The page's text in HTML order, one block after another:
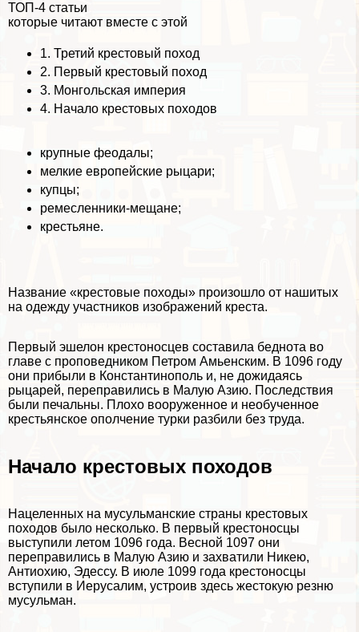
ТОП-4 статьи
которые читают вместе с этой
1. Третий крестовый поход
2. Первый крестовый поход
3. Монгольская империя
4. Начало крестовых походов
крупные феодалы;
мелкие европейские рыцари;
купцы;
ремесленники-мещане;
крестьяне.
Название «крестовые походы» произошло от нашитых
на одежду участников изображений креста.
Первый эшелон крестоносцев составила беднота во
главе с проповедником Петром Амьенским. В 1096 году
они прибыли в Константинополь и, не дожидаясь
рыцарей, переправились в Малую Азию. Последствия
были печальны. Плохо вооруженное и необученное
крестьянское ополчение турки разбили без труда.
Начало крестовых походов
Нацеленных на мусульманские страны крестовых
походов было несколько. В первый крестоносцы
выступили летом 1096 года. Весной 1097 они
переправились в Малую Азию и захватили Никею,
Антиохию, Эдессу. В июле 1099 года крестоносцы
вступили в Иерусалим, устроив здесь жестокую резню
мусульман.